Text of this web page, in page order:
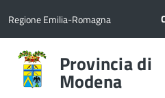
Regione Emilia-Romagna
Provincia di
Modena